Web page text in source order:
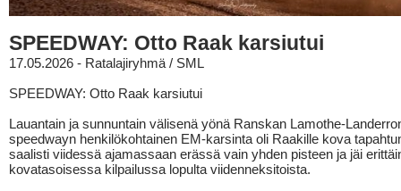
SPEEDWAY: Otto Raak karsiutui
17.05.2026 - Ratalajiryhmä / SML
SPEEDWAY: Otto Raak karsiutui
Lauantain ja sunnuntain välisenä yönä Ranskan Lamothe-
speedwayn henkilökohtainen EM-karsinta oli Raakille kova
saalisti viidessä ajamassaan erässä vain yhden pisteen ja jäi
kovatasoisessa kilpailussa lopulta viidenneksitoista.